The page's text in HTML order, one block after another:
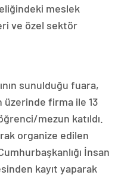
meslek
ve özel sektör
sunulduğu fuara,
üzerinde firma ile 13
mezun katıldı.
organize edilen
İnsan
kayıt yaparak